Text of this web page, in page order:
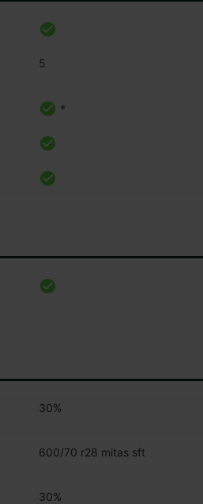
5
*
30%
600/70 r28 mitas sft
30%